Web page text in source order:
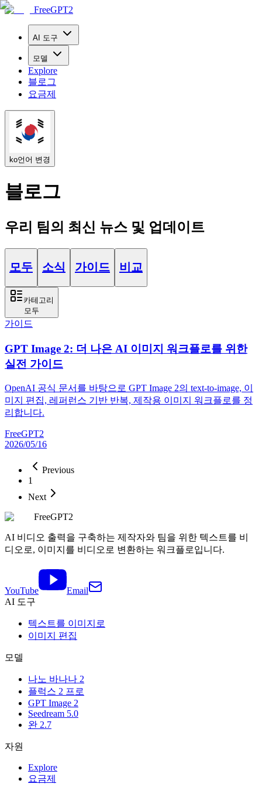
FreeGPT2
AI 도구
모델
Explore
블로그
요금제
ko언어 변경
블로그
우리 팀의 최신 뉴스 및 업데이트
모두 소식 가이드 비교
카테고리
모두
가이드
GPT Image 2: 더 나은 AI 이미지 워크플로를 위한
실전 가이드
OpenAI 공식 문서를 바탕으로 GPT Image 2의 text-to-image, 이
미지 편집, 레퍼런스 기반 반복, 제작용 이미지 워크플로를 정
리합니다.
FreeGPT2
2026/05/16
Previous
1
Next
FreeGPT2
AI 비디오 출력을 구축하는 제작자와 팀을 위한 텍스트를 비
디오로, 이미지를 비디오로 변환하는 워크플로입니다.
YouTube
Email
AI 도구
텍스트를 이미지로
이미지 편집
모델
나노 바나나 2
플럭스 2 프로
GPT Image 2
Seedream 5.0
완 2.7
자원
Explore
요금제